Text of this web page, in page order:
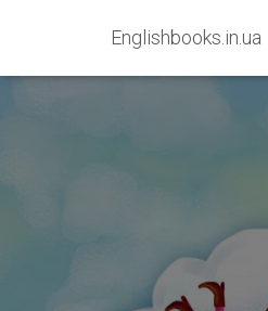
Englishbooks.in.ua